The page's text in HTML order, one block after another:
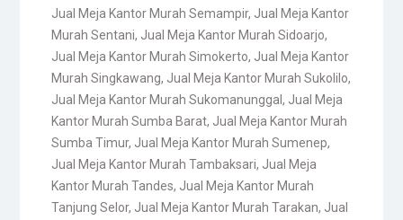
Jual Meja Kantor Murah Semampir, Jual Meja Kantor
Murah Sentani, Jual Meja Kantor Murah Sidoarjo,
Jual Meja Kantor Murah Simokerto, Jual Meja Kantor
Murah Singkawang, Jual Meja Kantor Murah Sukolilo,
Jual Meja Kantor Murah Sukomanunggal, Jual Meja
Kantor Murah Sumba Barat, Jual Meja Kantor Murah
Sumba Timur, Jual Meja Kantor Murah Sumenep,
Jual Meja Kantor Murah Tambaksari, Jual Meja
Kantor Murah Tandes, Jual Meja Kantor Murah
Tanjung Selor, Jual Meja Kantor Murah Tarakan, Jual